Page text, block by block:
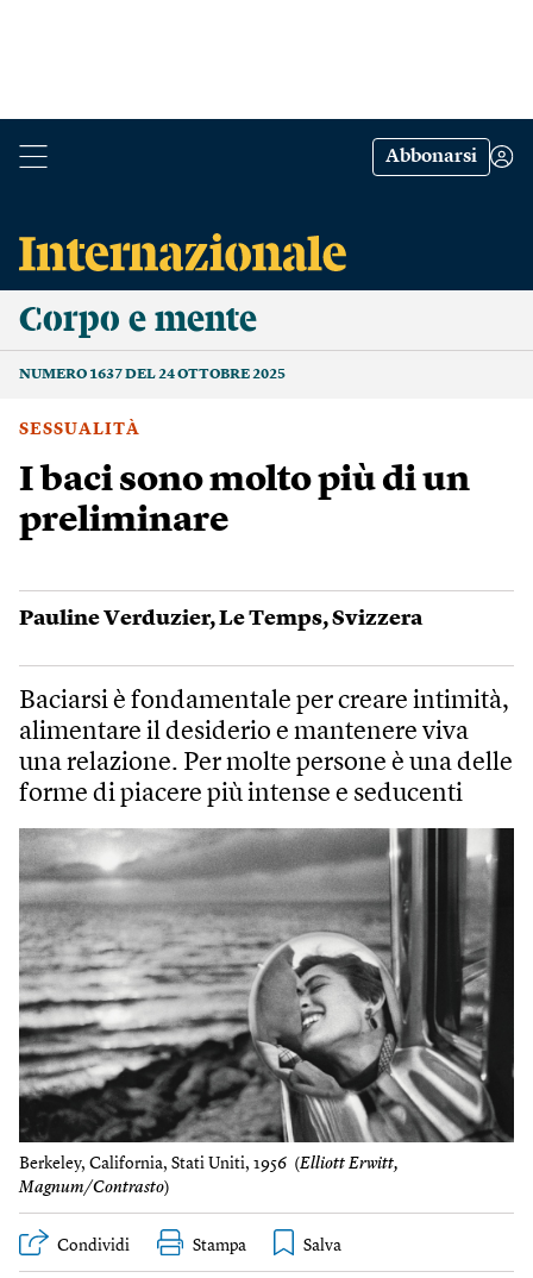
Abbonarsi
Corpo e mente
NUMERO 1637 DEL 24 OTTOBRE 2025
SESSUALITÀ
I baci sono molto più di un
preliminare
Pauline Verduzier,Le Temps,Svizzera
Baciarsi è fondamentale per creare intimità,
alimentare il desiderio e mantenere viva
una relazione. Per molte persone è una delle
forme di piacere più intense e seducenti
Berkeley, California, Stati Uniti, 1956 (Elliott Erwitt,
Magnum/Contrasto)
Condividi Stampa